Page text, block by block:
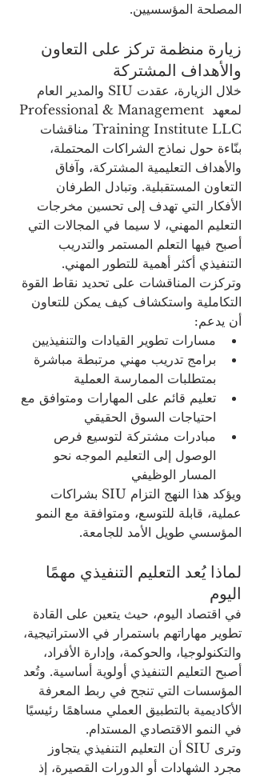
المصلحة المؤسسيين.
زيارة منظمة تركز على التعاون
والأهداف المشتركة
خلال الزيارة، عقدت SIU والمدير العام
لمعهد Professional & Management
Training Institute LLC مناقشات
بنّاءة حول نماذج الشراكات المحتملة،
والأهداف التعليمية المشتركة، وآفاق
التعاون المستقبلية. وتبادل الطرفان
الأفكار التي تهدف إلى تحسين مخرجات
التعليم المهني، لا سيما في المجالات التي
أصبح فيها التعلم المستمر والتدريب
التنفيذي أكثر أهمية للتطور المهني.
وتركزت المناقشات على تحديد نقاط القوة
التكاملية واستكشاف كيف يمكن للتعاون
أن يدعم:
مسارات تطوير القيادات والتنفيذيين
برامج تدريب مهني مرتبطة مباشرة
بمتطلبات الممارسة العملية
تعليم قائم على المهارات ومتوافق مع
احتياجات السوق الحقيقي
مبادرات مشتركة لتوسيع فرص
الوصول إلى التعليم الموجه نحو
المسار الوظيفي
ويؤكد هذا النهج التزام SIU بشراكات
عملية، قابلة للتوسع، ومتوافقة مع النمو
المؤسسي طويل الأمد للجامعة.
لماذا يُعد التعليم التنفيذي مهمًا
اليوم
في اقتصاد اليوم، حيث يتعين على القادة
تطوير مهاراتهم باستمرار في الاستراتيجية،
والتكنولوجيا، والحوكمة، وإدارة الأفراد،
أصبح التعليم التنفيذي أولوية أساسية. وتُعد
المؤسسات التي تنجح في ربط المعرفة
الأكاديمية بالتطبيق العملي مساهمًا رئيسيًا
في النمو الاقتصادي المستدام.
وترى SIU أن التعليم التنفيذي يتجاوز
مجرد الشهادات أو الدورات القصيرة، إذ